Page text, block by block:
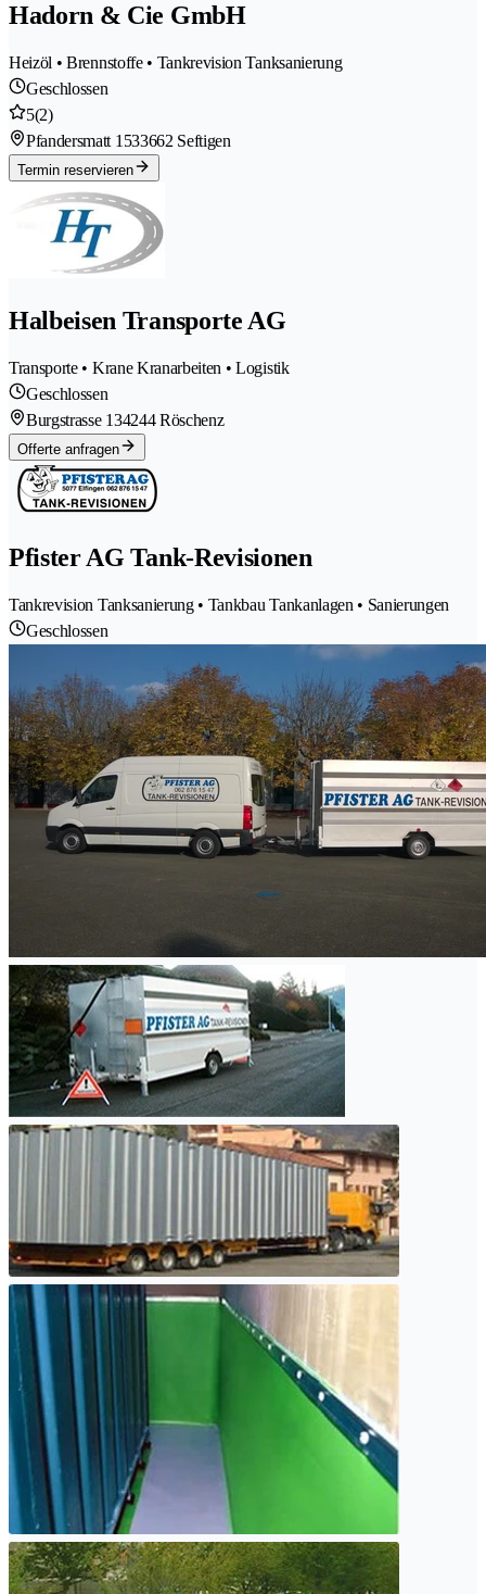
Hadorn & Cie GmbH
Heizöl • Brennstoffe • Tankrevision Tanksanierung
Geschlossen
5(2)
Pfandersmatt 1533662 Seftigen
Termin reservieren
Halbeisen Transporte AG
Transporte • Krane Kranarbeiten • Logistik
Geschlossen
Burgstrasse 134244 Röschenz
Offerte anfragen
Pfister AG Tank-Revisionen
Tankrevision Tanksanierung • Tankbau Tankanlagen • Sanierungen
Geschlossen